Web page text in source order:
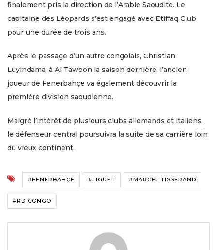
finalement pris la direction de l’Arabie Saoudite. Le
capitaine des Léopards s’est engagé avec Etiffaq Club
pour une durée de trois ans.
Après le passage d’un autre congolais, Christian
Luyindama, à Al Tawoon la saison dernière, l’ancien
joueur de Fenerbahçe va également découvrir la
première division saoudienne.
Malgré l’intérêt de plusieurs clubs allemands et italiens,
le défenseur central poursuivra la suite de sa carrière loin
du vieux continent.
#FENERBAHÇE #LIGUE 1 #MARCEL TISSERAND
#RD CONGO